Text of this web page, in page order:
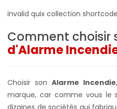
invalid quix collection
Comment choisir
d'Alarme
Choisir son Alarme Incendie
marque, car comme vous le
dizaines de sociétés qui